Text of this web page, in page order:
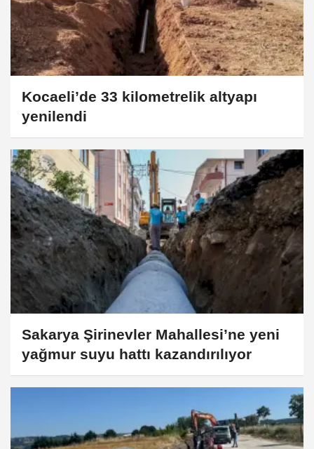
Kocaeli’de 33 kilometrelik altyapı
yenilendi
Sakarya Şirinevler Mahallesi’ne yeni
yağmur suyu hattı kazandırılıyor